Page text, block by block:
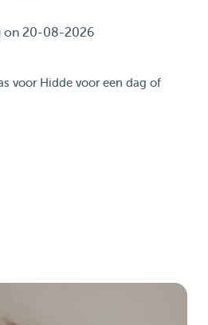
on 20-08-2026
voor Hidde voor een dag of